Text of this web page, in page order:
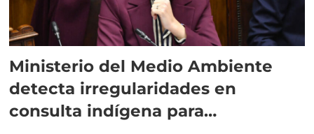
Ministerio del Medio Ambiente
detecta irregularidades en
consulta indígena para